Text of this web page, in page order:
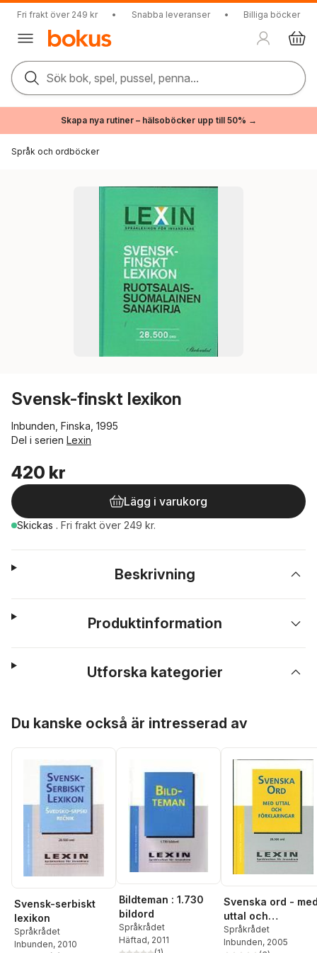
Fri frakt över 249 kr • Snabba leveranser • Billiga böcker
Sök bok, spel, pussel, penna...
Skapa nya rutiner – hälsoböcker upp till 50% →
Språk och ordböcker
Svensk-finskt lexikon
Inbunden, Finska, 1995
Del i serien Lexin
420 kr
Lägg i varukorg
Skickas . Fri frakt över 249 kr.
Beskrivning
Produktinformation
Utforska kategorier
Du kanske också är intresserad av
Svensk-serbiskt
lexikon
Språkrådet
Inbunden, 2010
Bildteman : 1.730
bildord
Språkrådet
Häftad, 2011
Svenska ord -
uttal och
förklaringar
Språkrådet
Inbunden, 2005